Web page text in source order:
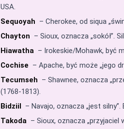
USA.
Sequoyah – Cherokee, od siqua
Chayton – Sioux, oznacza „sokół”.
Hiawatha – Irokeskie/Mohawk, być
Cochise – Apache, być może „jego
Tecumseh – Shawnee, oznacza
(1768-1813).
Bidziil – Navajo, oznacza „jest
Takoda – Sioux, oznacza „przyjaciel